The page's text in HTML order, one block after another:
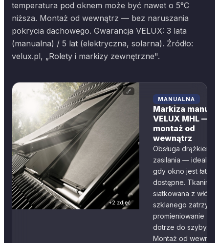
temperatura pod oknem może być nawet o 5°C
niższa. Montaż od wewnątrz — bez naruszania
pokrycia dachowego. Gwarancja VELUX: 3 lata
(manualna) / 5 lat (elektryczna, solarna). Źródło:
velux.pl, „Rolety i markizy zewnętrzne".
+2 zdjęć
🔗
MANUALNA
Markiza
VELUX MHL —
montaż od
wewnątrz
Obsługa drążkiem
zasilania — idealna,
gdy okno jest łatwo
dostępne. Tkanina
siatkowana z
szklanego
promieniowanie
dotrze do szyby.
Montaż od